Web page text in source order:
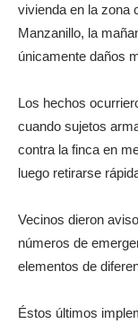
vivienda en la zona
Manzanillo, la
únicamente daños
Los hechos
cuando sujetos
contra la finca en
luego retirarse
Vecinos dieron
números de
elementos de
Éstos últimos